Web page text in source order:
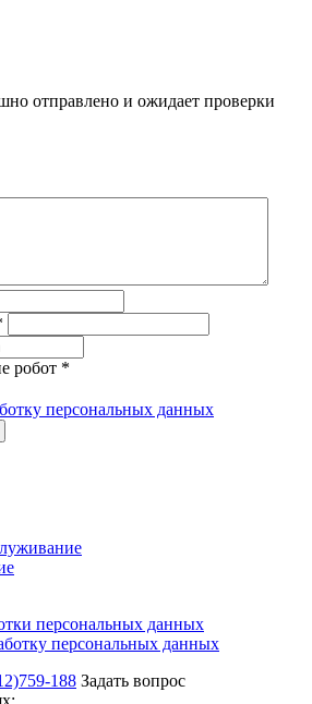
отправлено и ожидает проверки
робот *
персональных данных
персональных данных
персональных данных
188 Задать вопрос